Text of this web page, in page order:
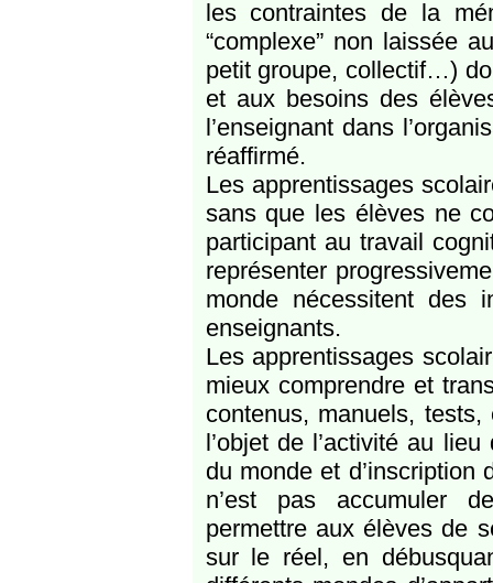
les contraintes de la
“complexe” non laissée
petit groupe, collectif…)
et aux besoins des
l’enseignant dans
réaffirmé.
Les apprentissages
sans que les élèves ne
participant au travail
représenter
monde nécessitent des
enseignants.
Les apprentissages
mieux comprendre et
contenus, manuels,
l’objet de l’activité au
du monde et
n’est pas accumuler
permettre aux élèves de
sur le réel, en